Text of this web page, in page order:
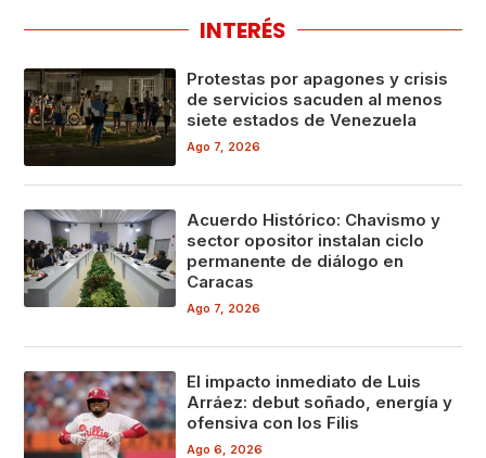
INTERÉS
Protestas por apagones y crisis
de servicios sacuden al menos
siete estados de Venezuela
Ago 7, 2026
Acuerdo Histórico: Chavismo y
sector opositor instalan ciclo
permanente de diálogo en
Caracas
Ago 7, 2026
El impacto inmediato de Luis
Arráez: debut soñado, energía y
ofensiva con los Filis
Ago 6, 2026